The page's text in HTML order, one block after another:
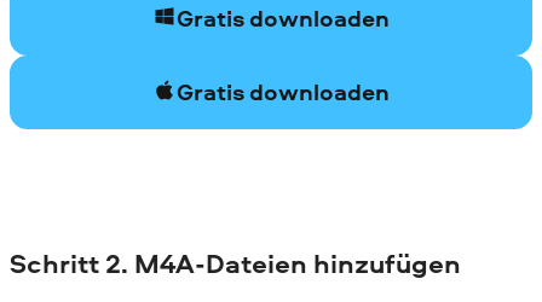
Gratis downloaden
Gratis downloaden
Schritt 2. M4A-Dateien hinzufügen